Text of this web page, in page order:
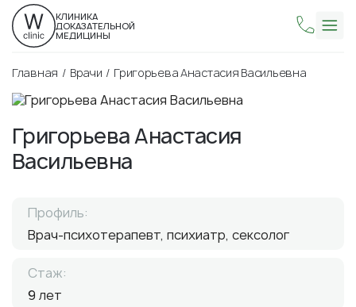
КЛИНИКА
ДОКАЗАТЕЛЬНОЙ
МЕДИЦИНЫ
Главная Врачи Григорьева Анастасия Васильевна
Григорьева Анастасия
Васильевна
Профиль:
Врач-психотерапевт, психиатр, сексолог
Стаж:
9 лет